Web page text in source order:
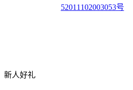
52011102003053号
新人好礼